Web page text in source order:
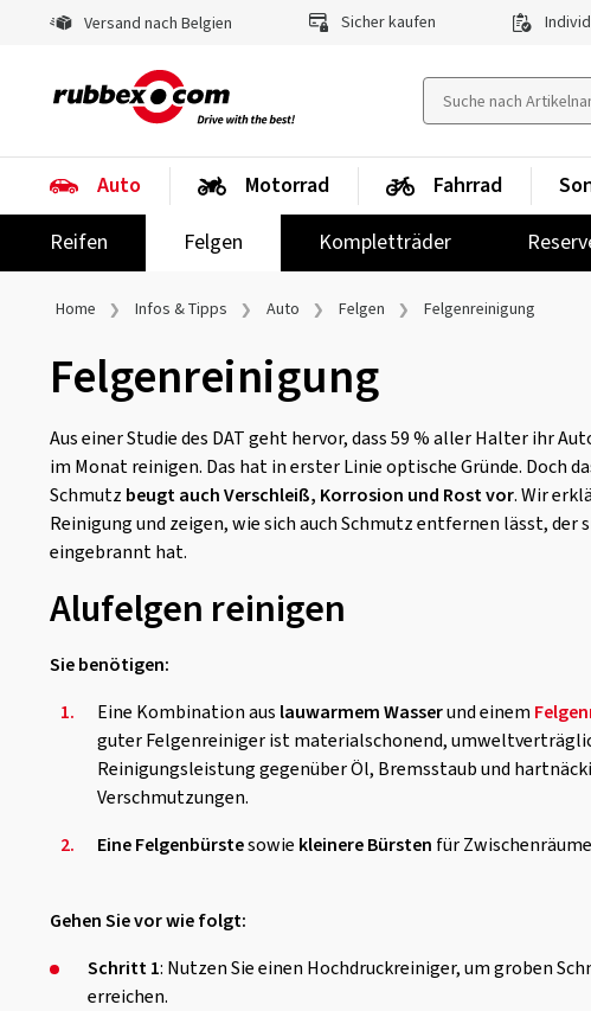
Versand nach Belgien Sicher kaufen
Auto
Reifen
Felgen Kompletträder
Motorrad Fahrrad
Home Infos & Tipps Auto Felgen Felgenreinigung
Felgenreinigung
Aus einer Studie des DAT geht hervor, dass 59 % aller Halter ihr
im Monat reinigen. Das hat in erster Linie optische Gründe. Doch
Schmutz beugt auch Verschleiß, Korrosion und Rost vor. Wir
Reinigung und zeigen, wie sich auch Schmutz entfernen lässt, der
eingebrannt hat.
Alufelgen reinigen
Sie benötigen:
1.
Eine Kombination aus lauwarmem Wasserund einem
guter Felgenreiniger ist materialschonend,
Reinigungsleistung gegenüber Öl, Bremsstaub und
Verschmutzungen.
2.
Eine Felgenbürstesowie kleinere Bürsten für
Gehen Sie vor wie folgt:
Schritt 1: Nutzen Sie einen Hochdruckreiniger, um groben
erreichen.